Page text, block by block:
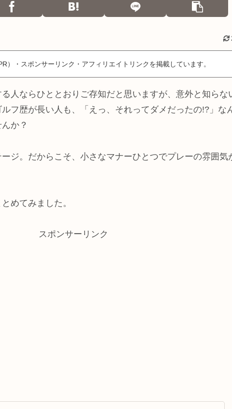
）・スポンサーリンク・アフィリエイトリンクを掲載しています。
人ならひととおりご存知だと思いますが、意外と知らな
フ歴が長い人も、「えっ、それってダメだったの!?」な
か？
ジ。だからこそ、小さなマナーひとつでプレーの雰囲気
めてみました。
スポンサーリンク